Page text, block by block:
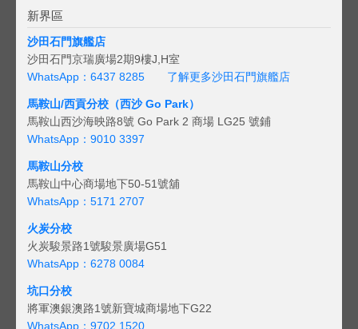
新界區
沙田石門旗艦店
沙田石門京瑞廣場2期9樓J,H室
WhatsApp：6437 8285
了解更多沙田石門旗艦店
馬鞍山/西貢分校（西沙 Go Park）
馬鞍山西沙海映路8號 Go Park 2 商場 LG25 號鋪
WhatsApp：9010 3397
馬鞍山分校
馬鞍山中心商場地下50-51號舖
WhatsApp：5171 2707
火炭分校
火炭駿景路1號駿景廣場G51
WhatsApp：6278 0084
坑口分校
將軍澳銀澳路1號新寶城商場地下G22
WhatsApp：9702 1520